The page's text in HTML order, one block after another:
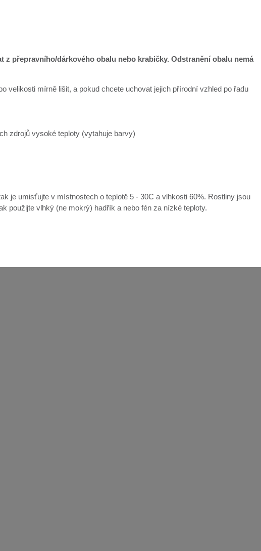
přepravního/dárkového obalu nebo krabičky. Odstranění obalu nemá
velikosti mírně lišit, a pokud chcete uchovat jejich přírodní vzhled po řadu
zdrojů vysoké teploty (vytahuje barvy)
je umisťujte v místnostech o teplotě 5 - 30C a vlhkosti 60%. Rostliny jsou
použijte vlhký (ne mokrý) hadřík a nebo fén za nízké teploty.